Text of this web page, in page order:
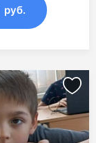
руб.